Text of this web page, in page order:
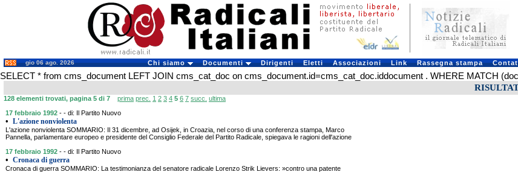
gio 06 ago. 2026 Chi siamo Documenti Dirigenti Eletti Associazioni Link Rassegna stampa
SELECT * from cms_document LEFT JOIN cms_cat_doc on cms_document.id=cms_cat_doc.iddocument . WHERE MATCH
128 elementi trovati, pagina 5 di 7 prima prec. 1 2 3 4 5 6 7 succ. ultima
17 febbraio 1992 - - di: Il Partito Nuovo
• L'azione nonviolenta
L'azione nonviolenta SOMMARIO: Il 31 dicembre, ad Osijek, in Croazia, nel corso di una conferenza stampa, Marco
Pannella, parlamentare europeo e presidente del Consiglio Federale del Partito Radicale, spiegava le ragioni dell'azione
17 febbraio 1992 - - di: Il Partito Nuovo
• Cronaca di guerra
Cronaca di guerra SOMMARIO: La testimonianza del senatore radicale Lorenzo Strik Lievers: »contro una patente